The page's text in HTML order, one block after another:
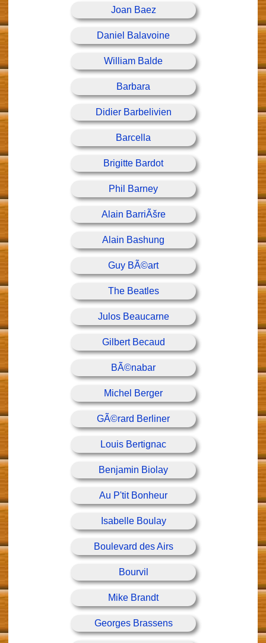
Joan Baez
Daniel Balavoine
William Balde
Barbara
Didier Barbelivien
Barcella
Brigitte Bardot
Phil Barney
Alain BarriÃšre
Alain Bashung
Guy BÃ©art
The Beatles
Julos Beaucarne
Gilbert Becaud
BÃ©nabar
Michel Berger
GÃ©rard Berliner
Louis Bertignac
Benjamin Biolay
Au P'tit Bonheur
Isabelle Boulay
Boulevard des Airs
Bourvil
Mike Brandt
Georges Brassens